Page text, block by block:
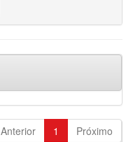
Anterior 1 Próximo